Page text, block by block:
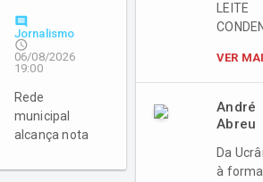
Nacional em
Índice de
Desenvolvimento
da Educação
Básica
comment
Jornalismo
access_time
06/08/2026
19:00
Rede
municipal
alcança nota
avaliação de
LEITE
VER
André
Abreu
Da
à